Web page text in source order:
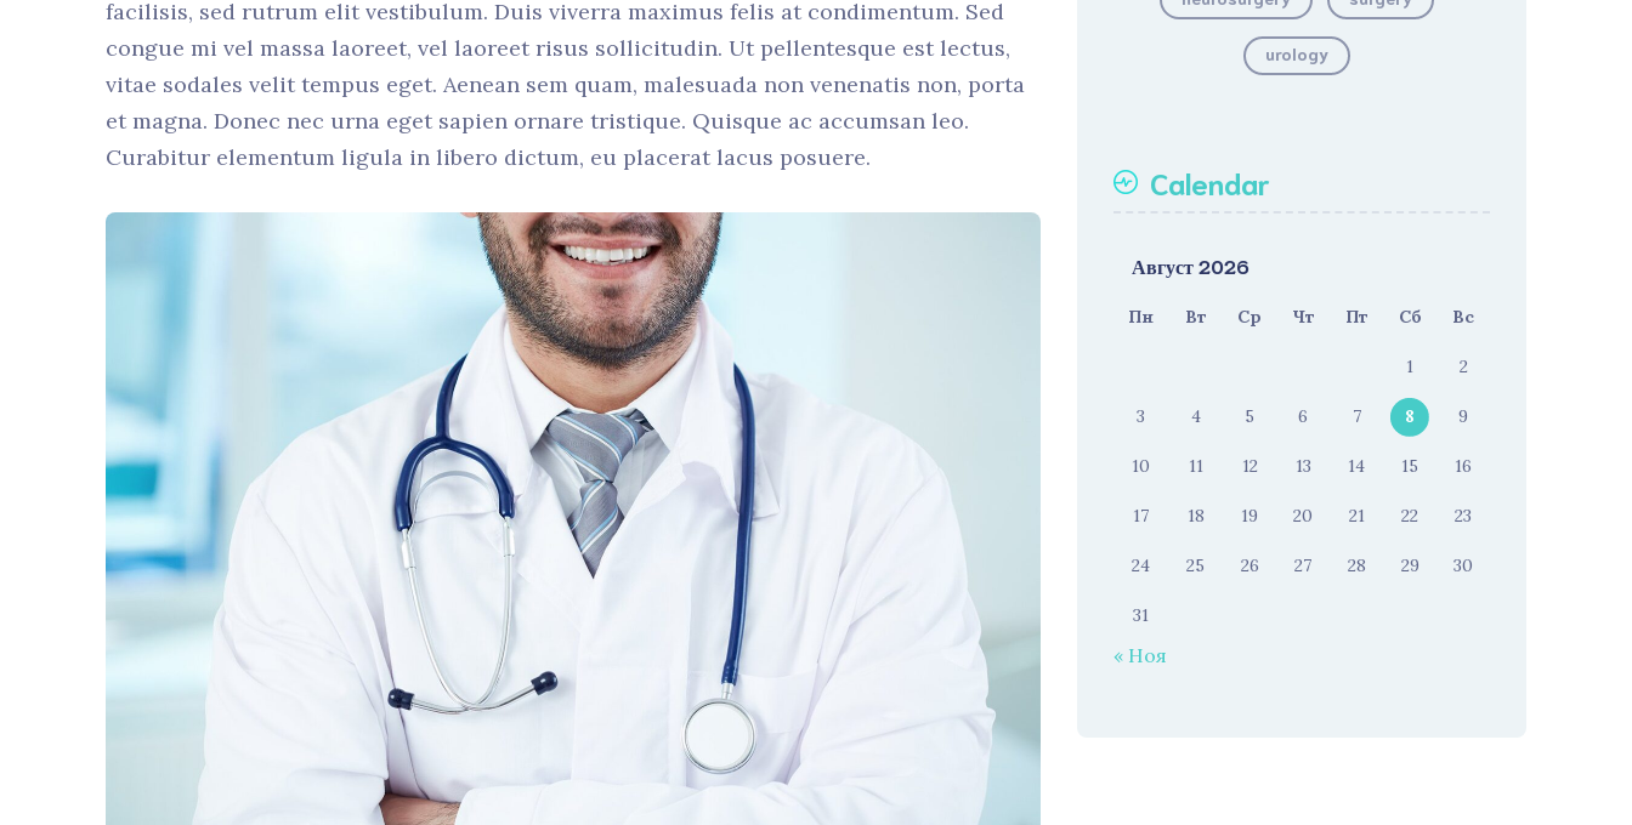
facilisis, sed rutrum elit vestibulum. Duis viverra maximus felis at condimentum. Sed
congue mi vel massa laoreet, vel laoreet risus sollicitudin. Ut pellentesque est lectus,
vitae sodales velit tempus eget. Aenean sem quam, malesuada non venenatis non, porta
et magna. Donec nec urna eget sapien ornare tristique. Quisque ac accumsan leo.
Curabitur elementum ligula in libero dictum, eu placerat lacus posuere.
urology
Calendar
Август 2026
Пн Вт Ср Чт Пт Сб Вс
1 2
3 4 5 6 7 8 9
10 11 12 13 14 15 16
17 18 19 20 21 22 23
24 25 26 27 28 29 30
31
« Ноя